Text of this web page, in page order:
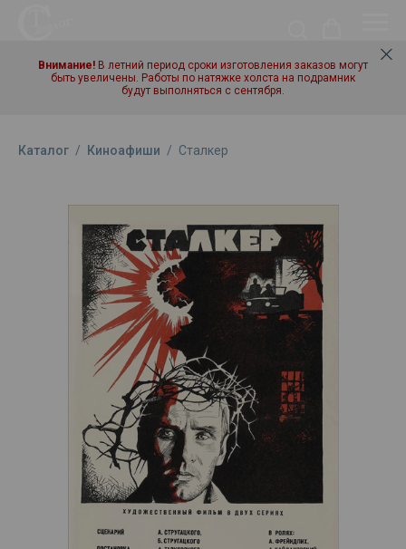
Внимание! В летний период сроки изготовления заказов могут
быть увеличены. Работы по натяжке холста на подрамник
будут выполняться с сентября.
Каталог / Киноафиши / Сталкер